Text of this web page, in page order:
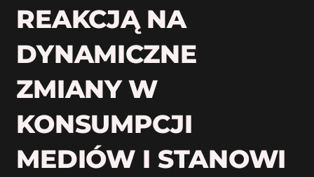
REAKCJĄ NA
DYNAMICZNE
ZMIANY W
KONSUMPCJI
MEDIÓW I STANOWI